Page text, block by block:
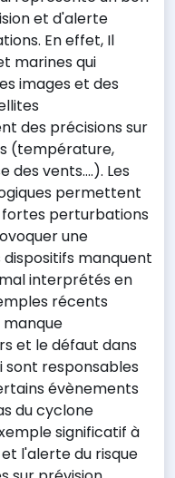
et d'alerte
En effet, Il
marines qui
images et des
des précisions sur
(température,
des vents….). Les
permettent
perturbations
une
manquent
interprétés en
récents
et le défaut dans
sont responsables
évènements
du cyclone
significatif à
l'alerte du risque